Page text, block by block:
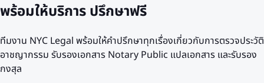
พร้อมให้บริการปรึกษาฟรี
ทีมงาน NYC Legal พร้อมให้คำปรึกษาทุกเรื่องเกี่ยวกับการตรวจประวัติ
อาชญากรรม รับรองเอกสาร Notary Public แปลเอกสาร และรับรอง
กงสุล